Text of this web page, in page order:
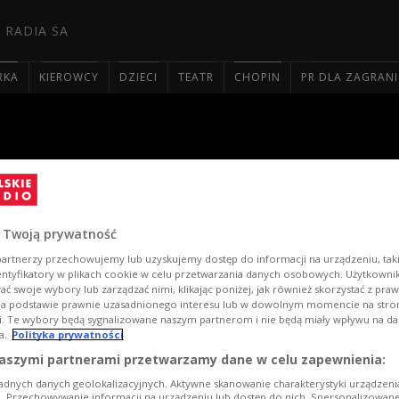
RADIA SA
KIEROWCY DZIECI TEATR CHOPIN PR DLA
koncercie w Czwórce
Twoją prywatność
przechowujemy lub uzyskujemy dostęp do informacji na urządzeniu,
w plikach cookie w celu przetwarzania danych osobowych.
swoje wybory lub zarządzać nimi, klikając poniżej, jak również skorzystać z
podstawie prawnie uzasadnionego interesu lub w dowolnym momencie na
Te wybory będą sygnalizowane naszym partnerom i nie będą miały wpływu na
Polityka prywatności
partnerami przetwarzamy dane w celu zapewnienia:
danych geolokalizacyjnych. Aktywne skanowanie charakterystyki